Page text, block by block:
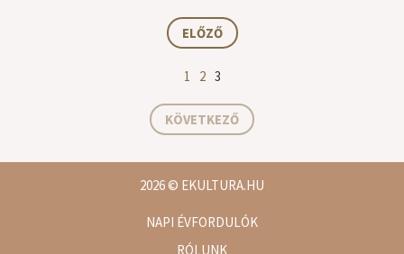
ELŐZŐ
1 2 3
KÖVETKEZŐ
2026© EKULTURA.HU
NAPI ÉVFORDULÓK
RÓLUNK